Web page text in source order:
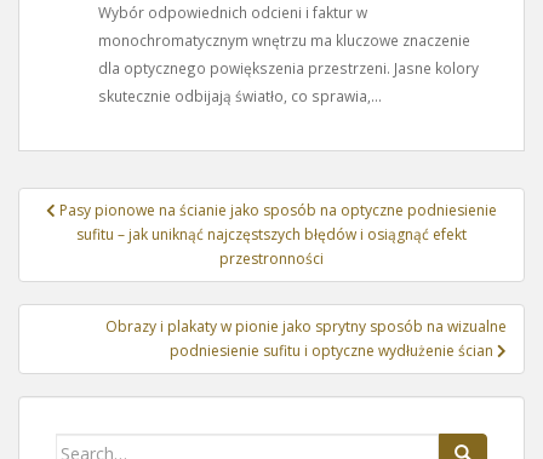
Wybór odpowiednich odcieni i faktur w
monochromatycznym wnętrzu ma kluczowe znaczenie
dla optycznego powiększenia przestrzeni. Jasne kolory
skutecznie odbijają światło, co sprawia,...
Nawigacja
wpisu
Pasy pionowe na ścianie jako sposób na optyczne podniesienie
sufitu – jak uniknąć najczęstszych błędów i osiągnąć efekt
przestronności
Obrazy i plakaty w pionie jako sprytny sposób na wizualne
podniesienie sufitu i optyczne wydłużenie ścian
Search